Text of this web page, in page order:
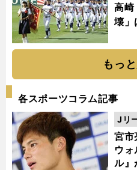
高崎
壊」
もっ
各スポーツコラム記事
宮市
ウ
ル』
Jリ